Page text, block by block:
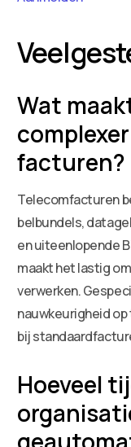
Wat
facturen?
Telecomfacturen
belbundels,
en uiteenlopende
maakt het lastig
verwerken.
nauwkeurigheid
bij
Hoeveel